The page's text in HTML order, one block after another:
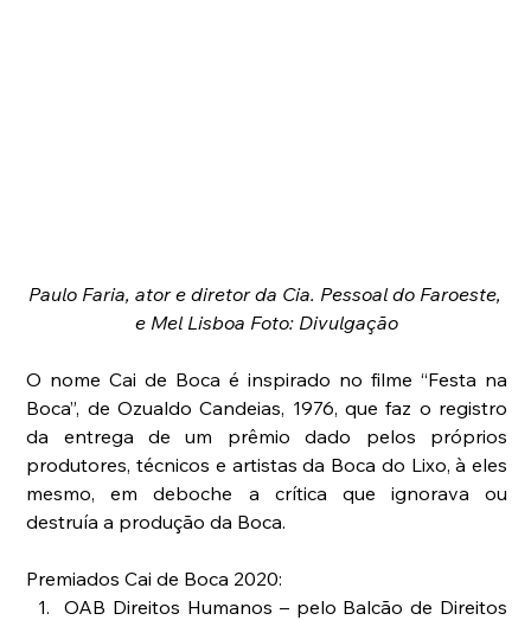
Paulo Faria, ator e diretor da Cia. Pessoal do Faroeste,
e Mel Lisboa Foto: Divulgação
O nome Cai de Boca é inspirado no filme “Festa na
Boca”, de Ozualdo Candeias, 1976, que faz o registro
da entrega de um prêmio dado pelos próprios
produtores, técnicos e artistas da Boca do Lixo, à eles
mesmo, em deboche a crítica que ignorava ou
destruía a produção da Boca.
Premiados Cai de Boca 2020:
OAB Direitos Humanos – pelo Balcão de Direitos